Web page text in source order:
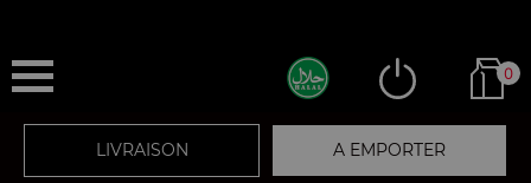
0
LIVRAISON A EMPORTER